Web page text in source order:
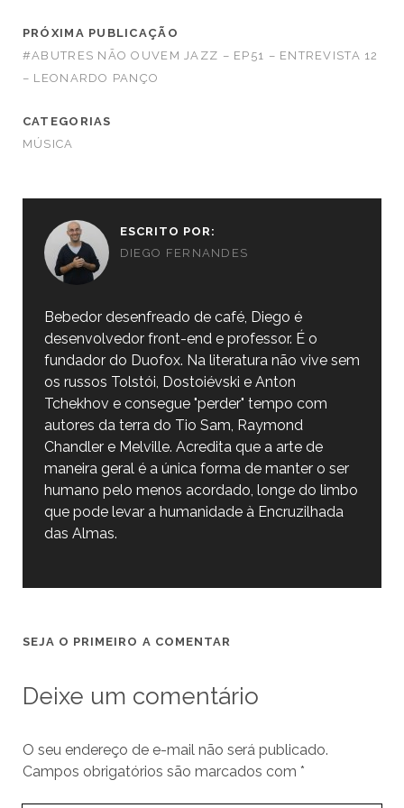
PRÓXIMA PUBLICAÇÃO
#ABUTRES NÃO OUVEM JAZZ – EP51 – ENTREVISTA 12
– LEONARDO PANÇO
CATEGORIAS
MÚSICA
ESCRITO POR:
DIEGO FERNANDES
Bebedor desenfreado de café, Diego é
desenvolvedor front-end e professor. É o
fundador do Duofox. Na literatura não vive sem
os russos Tolstói, Dostoiévski e Anton
Tchekhov e consegue "perder" tempo com
autores da terra do Tio Sam, Raymond
Chandler e Melville. Acredita que a arte de
maneira geral é a única forma de manter o ser
humano pelo menos acordado, longe do limbo
que pode levar a humanidade à Encruzilhada
das Almas.
SEJA O PRIMEIRO A COMENTAR
Deixe um comentário
O seu endereço de e-mail não será publicado.
Campos obrigatórios são marcados com *